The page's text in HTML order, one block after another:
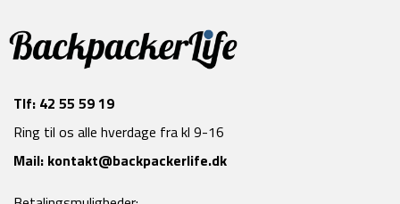
Tlf: 42 55 59 19
Ring til os alle hverdage fra kl 9-16
Mail: kontakt@backpackerlife.dk